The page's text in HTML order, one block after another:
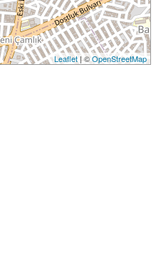
Leaflet| ©OpenStreetMap